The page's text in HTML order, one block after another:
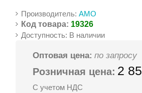
Производитель:AMO
Код товара: 19326
Доступность: В наличии
Оптовая цена: по запросу
Розничная цена: 2
С учетом НДС